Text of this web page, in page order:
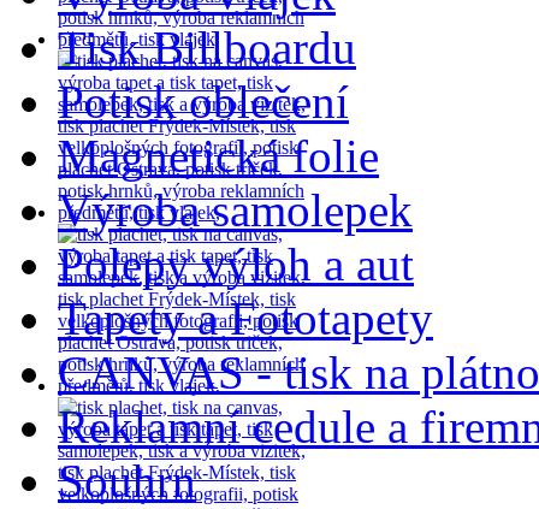
Tisk Billboardu
Potisk oblečení
Magnetická folie
Výroba samolepek
Polepy výloh a aut
Tapety a Fototapety
CANVAS - tisk na plátno
Reklamní cedule a
Souhrn